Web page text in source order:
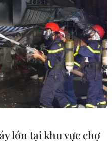
lớn tại khu vực chợ